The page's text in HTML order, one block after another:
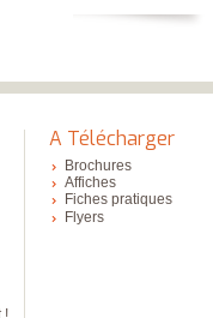
A Télécharger
Brochures
Affiches
Fiches pratiques
Flyers